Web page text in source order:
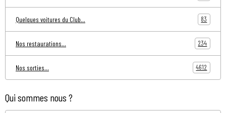
Quelques voitures du Club... 83
Nos restaurations... 234
Nos sorties... 4612
Qui sommes nous ?